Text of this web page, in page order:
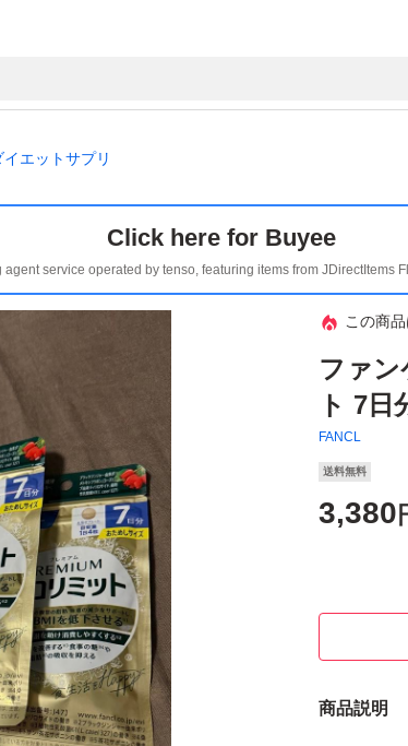
イエットサプリ
Click here for Buyee
service operated by tenso, featuring items from JDirectItems
この商
ファ
ト 7
FANCL
送料無料
3,380
商品説明